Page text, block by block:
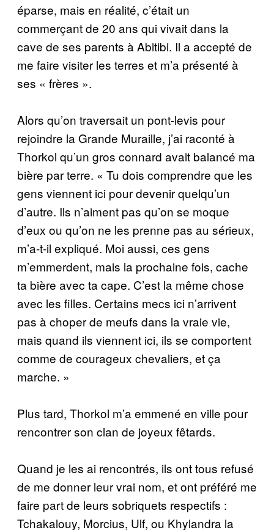
éparse, mais en réalité, c’était un
commerçant de 20 ans qui vivait dans la
cave de ses parents à Abitibi. Il a accepté de
me faire visiter les terres et m’a présenté à
ses « frères ».
Alors qu’on traversait un pont-levis pour
rejoindre la Grande Muraille, j’ai raconté à
Thorkol qu’un gros connard avait balancé ma
bière par terre. « Tu dois comprendre que les
gens viennent ici pour devenir quelqu’un
d’autre. Ils n’aiment pas qu’on se moque
d’eux ou qu’on ne les prenne pas au sérieux,
m’a-t-il expliqué. Moi aussi, ces gens
m’emmerdent, mais la prochaine fois, cache
ta bière avec ta cape. C’est la même chose
avec les filles. Certains mecs ici n’arrivent
pas à choper de meufs dans la vraie vie,
mais quand ils viennent ici, ils se comportent
comme de courageux chevaliers, et ça
marche. »
Plus tard, Thorkol m’a emmené en ville pour
rencontrer son clan de joyeux fêtards.
Quand je les ai rencontrés, ils ont tous refusé
de me donner leur vrai nom, et ont préféré me
faire part de leurs sobriquets respectifs :
Tchakalouy, Morcius, Ulf, ou Khylandra la